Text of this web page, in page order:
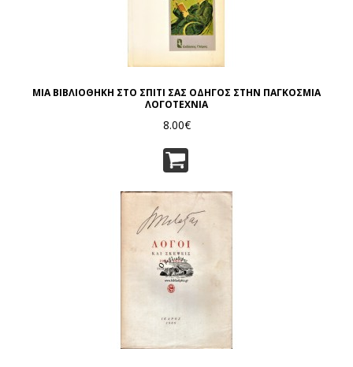
ΜΙΑ ΒΙΒΛΙΟΘΗΚΗ ΣΤΟ ΣΠΙΤΙ ΣΑΣ ΟΔΗΓΟΣ ΣΤΗΝ ΠΑΓΚΟΣΜΙΑ
ΛΟΓΟΤΕΧΝΙΑ
8.00€